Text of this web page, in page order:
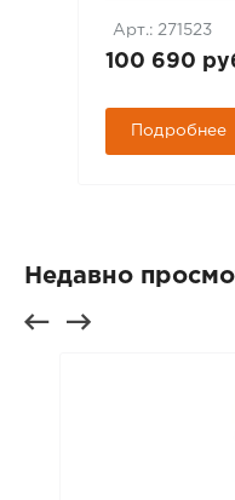
Арт.: 271523
100 690
Подробнее
Недавно